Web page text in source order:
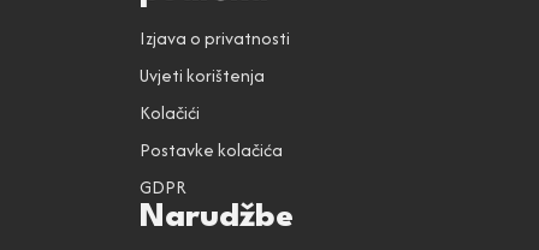
Izjava o privatnosti
Uvjeti korištenja
Kolačići
Postavke kolačića
GDPR
Narudžbe